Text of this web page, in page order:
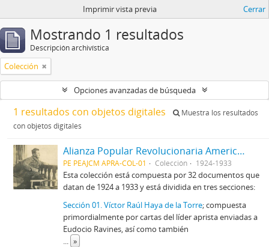
Imprimir vista previa Cerrar
Mostrando 1 resultados
Descripción archivística
Colección
Opciones avanzadas de búsqueda
1 resultados con objetos digitales
Muestra los resultados
con objetos digitales
Alianza Popular Revolucionaria Americana-APRA (Colección)
PE PEAJCM APRA-COL-01 Colección 1924-1933
Esta colección está compuesta por 32 documentos que
datan de 1924 a 1933 y está dividida en tres secciones:
Sección 01. Víctor Raúl Haya de la Torre; compuesta
primordialmente por cartas del líder aprista enviadas a
Eudocio Ravines, así como también
... »